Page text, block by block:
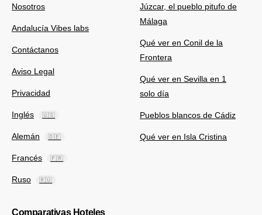
Nosotros
Andalucía Vibes labs
Contáctanos
Aviso Legal
Privacidad
Inglés 🇺🇸
Alemán 🇩🇪
Francés 🇫🇷
Ruso 🇷🇺
Júzcar, el pueblo pitufo de
Málaga
Qué ver en Conil de la
Frontera
Qué ver en Sevilla en 1
solo día
Pueblos blancos de Cádiz
Qué ver en Isla Cristina
Comparativas Hoteles